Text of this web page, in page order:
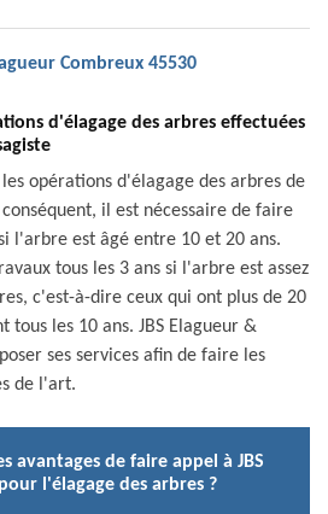
Combreux 45530
d'élagage des arbres effectuées
opérations d'élagage des arbres de
il est nécessaire de faire
l'arbre est âgé entre 10 et 20 ans.
tous les 3 ans si l'arbre est assez
c'est-à-dire ceux qui ont plus de 20
tous les 10 ans. JBS Elagueur &
ses services afin de faire les
de l'art.
avantages de faire appel à JBS
l'élagage des arbres ?